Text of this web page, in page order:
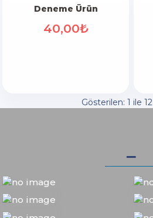
Deneme Ürün
40,00₺
Gösterilen: 1 ile